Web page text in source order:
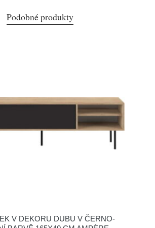
Podobné produkty
V DEKORU DUBU V ČERNO-